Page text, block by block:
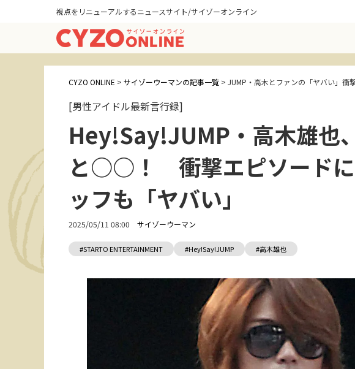
視点をリニューアルするニュースサイト/サイゾーオンライン
CYZO ONLINE > サイゾーウーマンの記事一覧 > JUMP・高木とファンの「ヤバい」衝
[男性アイドル最新言行録]
Hey!Say!JUMP・高木雄也
と○○！ 衝撃エピソードに
ッフも「ヤバい」
2025/05/11 08:00 サイゾーウーマン
#STARTO ENTERTAINMENT #Hey!Say!JUMP #高木雄也